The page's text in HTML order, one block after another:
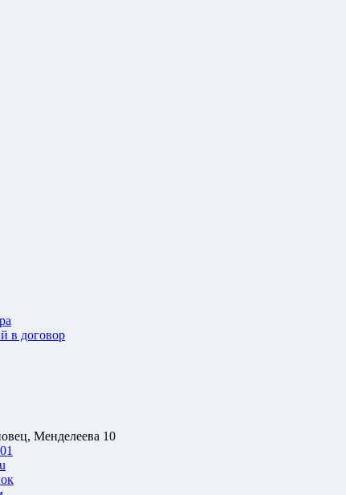
в договор
Менделеева 10